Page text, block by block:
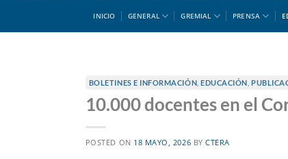
INICIO GENERAL GREMIAL PRENSA
BOLETINES E INFORMACIÓN ,EDUCACIÓN
10.000 docentes en el
POSTED ON 18 MAYO, 2026 BYCTERA